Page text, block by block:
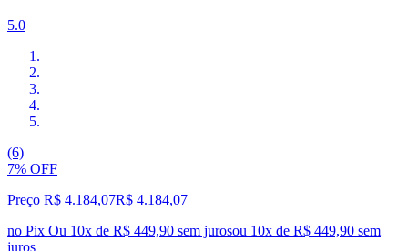
5.0
(6)
7% OFF
Preço R$ 4.184,07R$ 4.184,07
no Pix Ou 10x de R$ 449,90 sem jurosou 10x de R$ 449,90 sem
juros